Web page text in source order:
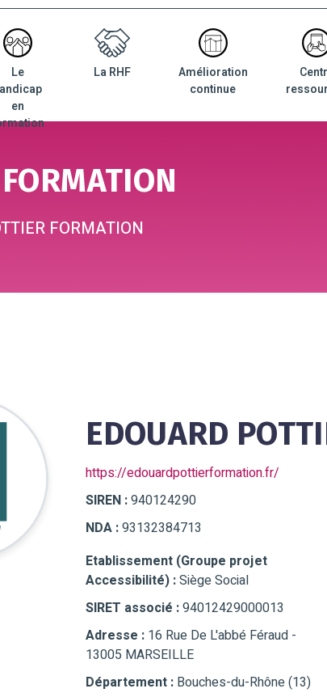
Le
en
La RHF
Amélioration
continue
FORMATION
EDOUARD
https://edouardpottierformation.fr/
SIREN :940124290
NDA :93132384713
Etablissement (Groupe projet
Accessibilité) :Siège Social
SIRET associé :94012429000013
Adresse : 16 Rue De L'abbé Féraud -
13005 MARSEILLE
Département : Bouches-du-Rhône (13)